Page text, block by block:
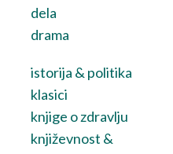
dela
drama
istorija & politika
klasici
knjige o zdravlju
književnost &